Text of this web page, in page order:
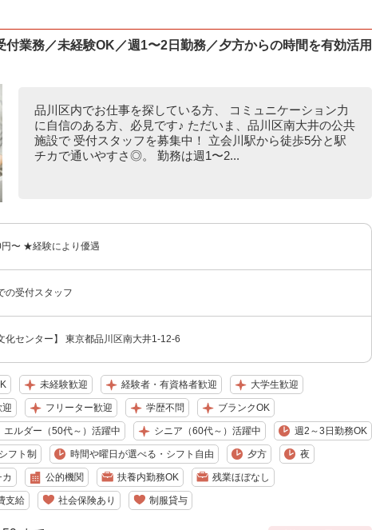
業務／未経験OK／週1〜2日勤務／夕方からの時間を有効活用
品川区内でお仕事を探している方、 コミュニケーション力
に自信のある方、必見です♪ ただいま、品川区南大井の公共
施設で 受付スタッフを募集中！ 立会川駅から徒歩5分と駅
チカで通いやすさ◎。 勤務は週1〜2...
〜 ★経験により優遇
の受付スタッフ
化センター】 東京都品川区南大井1-12-6
未経験歓迎 経験者・有資格者歓迎 大学生歓迎
迎 フリーター歓迎 学歴不問 ブランクOK
エルダー（50代～）活躍中 シニア（60代～）活躍中 週2～3日勤務OK
フト制 時間や曜日が選べる・シフト自由 夕方 夜
公的機関 扶養内勤務OK 残業ほぼなし
支給 社会保険あり 制服貸与